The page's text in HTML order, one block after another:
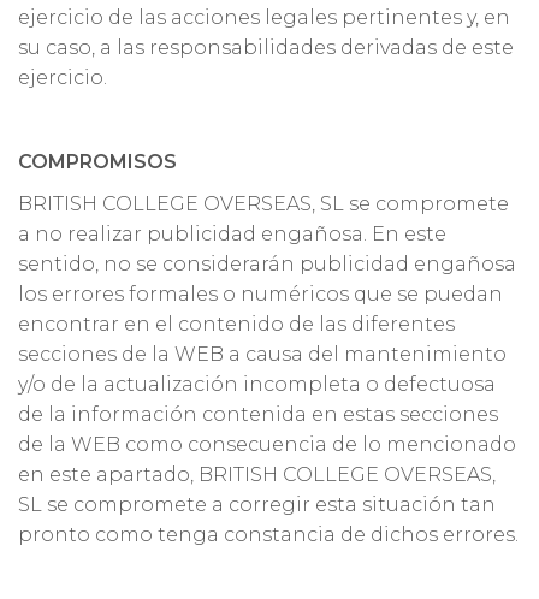
ejercicio de las acciones legales pertinentes y, en
su caso, a las responsabilidades derivadas de este
ejercicio.
COMPROMISOS
BRITISH COLLEGE OVERSEAS, SL se compromete
a no realizar publicidad engañosa. En este
sentido, no se considerarán publicidad engañosa
los errores formales o numéricos que se puedan
encontrar en el contenido de las diferentes
secciones de la WEB a causa del mantenimiento
y/o de la actualización incompleta o defectuosa
de la información contenida en estas secciones
de la WEB como consecuencia de lo mencionado
en este apartado, BRITISH COLLEGE OVERSEAS,
SL se compromete a corregir esta situación tan
pronto como tenga constancia de dichos errores.